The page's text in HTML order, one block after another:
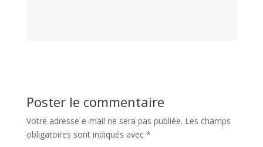
Poster le commentaire
Votre adresse e-mail ne sera pas publiée. Les champs
obligatoires sont indiqués avec *